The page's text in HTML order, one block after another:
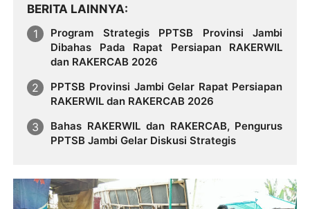
BERITA LAINNYA
Program Strategis PPTSB Provinsi Jambi
Dibahas Pada Rapat Persiapan RAKERWIL
dan RAKERCAB 2026
PPTSB Provinsi Jambi Gelar Rapat Persiapan
RAKERWIL dan RAKERCAB 2026
Bahas RAKERWIL dan RAKERCAB, Pengurus
PPTSB Jambi Gelar Diskusi Strategis